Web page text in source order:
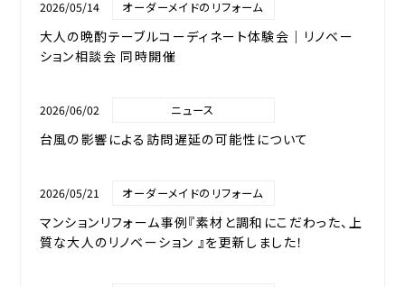
2026/05/14 オーダーメイドのリフォーム
大人の晩酌テーブルコーディネート体験会｜リノベー
ション相談会 同時開催
2026/06/02 ニュース
台風の影響による訪問遅延の可能性について
2026/05/21 オーダーメイドのリフォーム
マンションリフォーム事例『素材と調和にこだわった、上
質な大人のリノベーション 』を更新しました！